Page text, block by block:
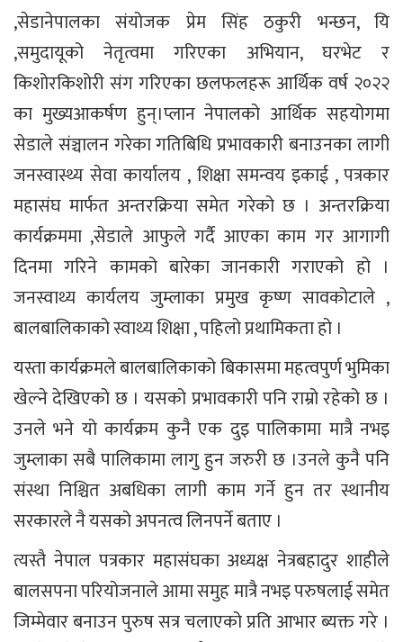
,सेडानेपालका संयोजक प्रेम सिंह ठकुरी भन्छन, यि
,समुदायूको नेतृत्वमा गरिएका अभियान, घरभेट र
किशोरकिशोरी संग गरिएका छलफलहरू आर्थिक वर्ष २०२२
का मुख्यआकर्षण हुन्।प्लान नेपालको आर्थिक सहयोगमा
सेडाले संञ्चालन गरेका गतिबिधि प्रभावकारी बनाउनका लागी
जनस्वास्थ्य सेवा कार्यालय , शिक्षा समन्वय इकाई , पत्रकार
महासंघ मार्फत अन्तरक्रिया समेत गरेको छ । अन्तरक्रिया
कार्यक्रममा ,सेडाले आफुले गर्दै आएका काम गर आगागी
दिनमा गरिने कामको बारेका जानकारी गराएको हो ।
जनस्वाथ्य कार्यलय जुम्लाका प्रमुख कृष्ण सावकोटाले ,
बालबालिकाको स्वाथ्य शिक्षा , पहिलो प्रथामिकता हो ।
यस्ता कार्यक्रमले बालबालिकाको बिकासमा महत्वपुर्ण भुमिका
खेल्ने देखिएको छ । यसको प्रभावकारी पनि राम्रो रहेको छ ।
उनले भने यो कार्यक्रम कुनै एक दुइ पालिकामा मात्रै नभइ
जुम्लाका सबै पालिकामा लागु हुन जरुरी छ ।उनले कुनै पनि
संस्था निश्चित अबधिका लागी काम गर्ने हुन तर स्थानीय
सरकारले नै यसको अपनत्व लिनपर्ने बताए ।
त्यस्तै नेपाल पत्रकार महासंघका अध्यक्ष नेत्रबहादुर शाहीले
बालसपना परियोजनाले आमा समुह मात्रै नभइ परुषलाई समेत
जिम्मेवार बनाउन पुरुष सत्र चलाएको प्रति आभार ब्यक्त गरे ।